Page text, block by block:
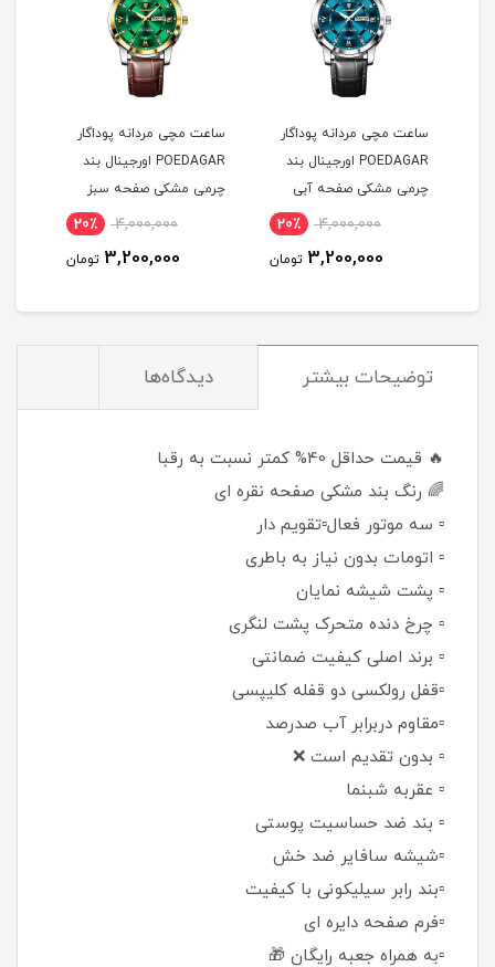
ساعت مچی مردانه پوداگار
POEDAGAR اورجينال بند
چرمی مشکی صفحه آبی
نسخه اروپايی4,000,000 20٪
3,200,000 تومان
ساعت مچی مردانه پوداگار
POEDAGAR اورجينال بند
چرمی مشکی صفحه سبز
نسخه اروپايی4,000,000 20٪
3,200,000 تومان
توضيحات بيشتر دیدگاه‌ها
🔥 قیمت حداقل 40% کمتر نسبت به رقبا
🌈 رنگ بند مشکی صفحه نقره ای
▫️ سه موتور فعال▫️تقویم دار
▫️ اتومات بدون نیاز به باطری
▫️ پشت شیشه نمایان
▫️ چرخ دنده متحرک پشت لنگری
▫️ برند اصلی کیفیت ضمانتی
▫️قفل رولکسی دو قفله کلیپسی
▫️مقاوم دربرابر آب صدرصد
▫️ بدون تقدیم است ❌
▫️ عقربه شبنما
▫️ بند ضد حساسیت پوستی
▫️شیشه سافایر ضد خش
▫️بند رابر سیلیکونی با کیفیت
▫️فرم صفحه دایره ای
▫️به همراه جعبه رایگان 🎁